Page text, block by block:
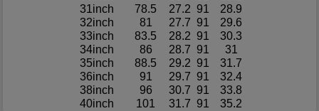
31inch
78.5 27.2 91
28.9
32inch
81 27.7 91
29.6
33inch
83.5 28.2 91
30.3
34inch
86 28.7 91
31
35inch
88.5 29.2 91
31.7
36inch
91 29.7 91
32.4
38inch
96 30.7 91
33.8
40inch
101 31.7 91
35.2